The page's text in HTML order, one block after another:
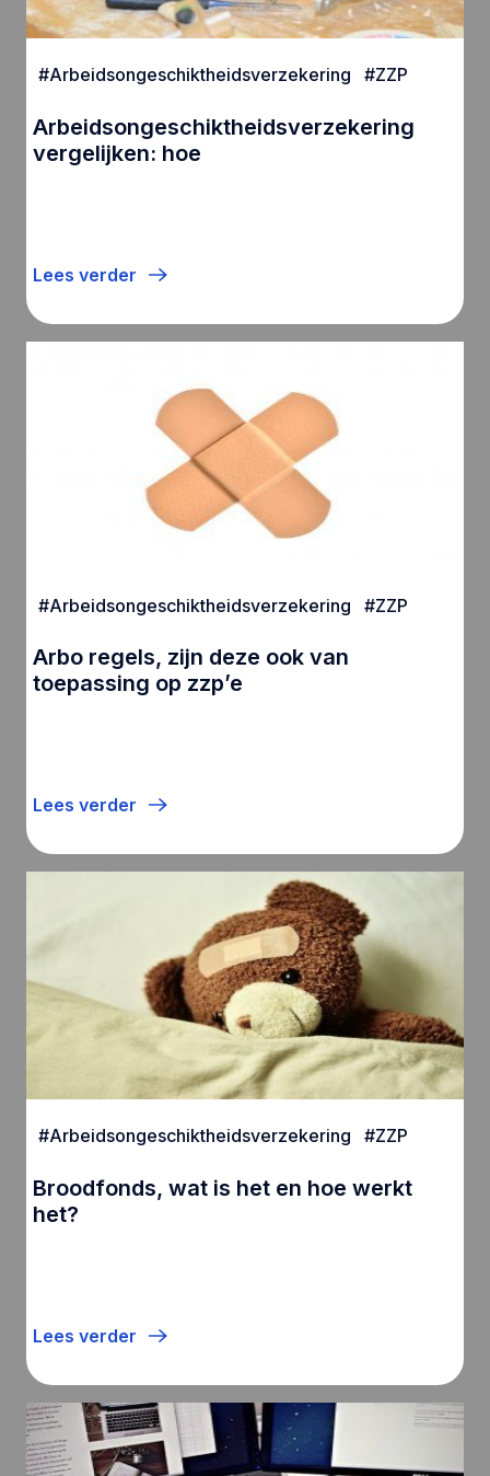
#Arbeidsongeschiktheidsverzekering #ZZP
Arbeidsongeschiktheidsverzekering
vergelijken: hoe
Lees verder
#Arbeidsongeschiktheidsverzekering #ZZP
Arbo regels, zijn deze ook van
toepassing op zzp’e
Lees verder
#Arbeidsongeschiktheidsverzekering #ZZP
Broodfonds, wat is het en hoe werkt
het?
Lees verder